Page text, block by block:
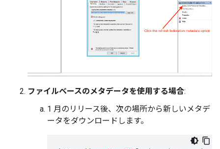
ファイルベースのメタデータを使用する場合:
1 月のリリース後、次の場所から新しいメタデ
ータをダウンロードします。